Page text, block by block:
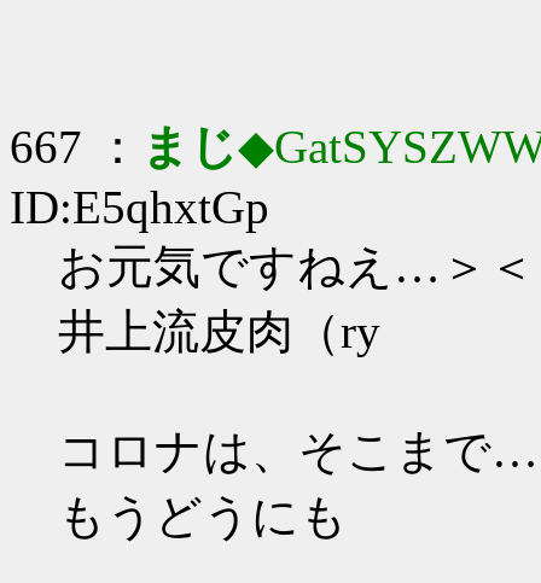
667 ： まじ
ID:E5qhxtGp
お元気ですねえ…＞＜
井上流皮肉（ry
コロナは、そこまで…
もうどうにも